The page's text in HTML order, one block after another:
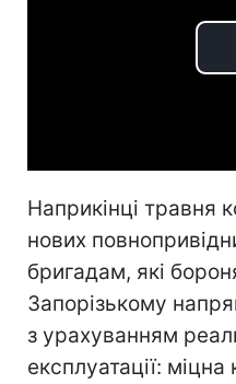
Наприкінці травня
нових
бригадам, які
Запорізькому
з урахуванням
експлуатації: міцна